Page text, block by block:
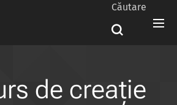
Căutare
de creație